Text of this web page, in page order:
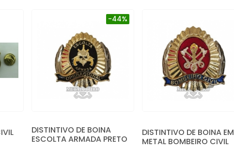
DISTINTIVO DE BOINA
ESCOLTA ARMADA PRETO
-44%
DISTINTIVO DE BOINA EM
METAL BOMBEIRO CIVIL